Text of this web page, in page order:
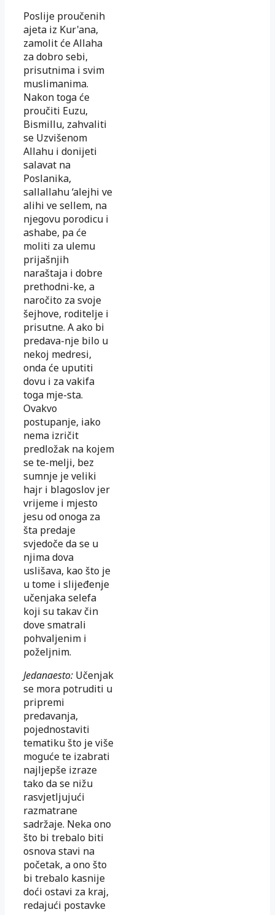
Poslije proučenih
ajeta iz Kur'ana,
zamolit će Allaha
za dobro sebi,
prisutnima i svim
muslimanima.
Nakon toga će
proučiti Euzu,
Bismillu, zahvaliti
se Uzvišenom
Allahu i donijeti
salavat na
Poslanika,
sallallahu ‘alejhi ve
alihi ve sellem, na
njegovu porodicu i
ashabe, pa će
moliti za ulemu
prijašnjih
naraštaja i dobre
prethodni-ke, a
naročito za svoje
šejhove, roditelje i
prisutne. A ako bi
predava-nje bilo u
nekoj medresi,
onda će uputiti
dovu i za vakifa
toga mje-sta.
Ovakvo
postupanje, iako
nema izričit
predložak na kojem
se te-melji, bez
sumnje je veliki
hajr i blagoslov jer
vrijeme i mjesto
jesu od onoga za
šta predaje
svjedoče da se u
njima dova
uslišava, kao što je
u tome i slijeđenje
učenjaka selefa
koji su takav čin
dove smatrali
pohvaljenim i
poželjnim.
Jedanaesto: Učenjak
se mora potruditi u
pripremi
predavanja,
pojednostaviti
tematiku što je više
moguće te izabrati
najljepše izraze
tako da se nižu
rasvjetljujući
razmatrane
sadržaje. Neka ono
što bi trebalo biti
osnova stavi na
početak, a ono što
bi trebalo kasnije
doći ostavi za kraj,
redajući postavke